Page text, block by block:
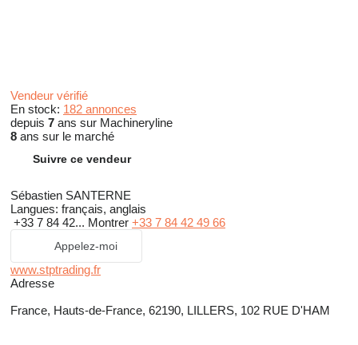
Vendeur vérifié
En stock: 182 annonces
depuis 7 ans sur Machineryline
8 ans sur le marché
Suivre ce vendeur
Sébastien SANTERNE
Langues: français, anglais
+33 7 84 42... Montrer +33 7 84 42 49 66
Appelez-moi
www.stptrading.fr
Adresse
France, Hauts-de-France, 62190, LILLERS, 102 RUE D'HAM